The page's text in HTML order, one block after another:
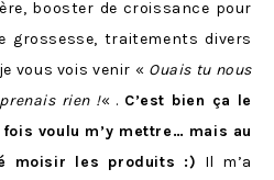
booster de croissance pour
grossesse, traitements divers
vous vois venir « Ouais tu nous
rien !« . C’est bien ça le
voulu m’y mettre… mais au
moisir les produits :) Il m’a